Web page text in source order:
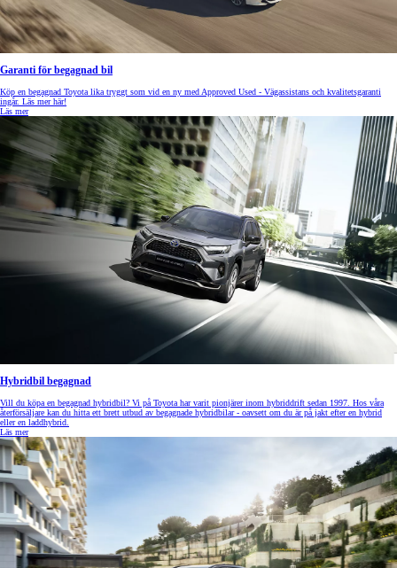
Garanti för begagnad bil
Köp en begagnad Toyota lika tryggt som vid en ny med Approved Used - Vägassistans och kvalitetsgaranti
ingår. Läs mer här!
Läs mer
Hybridbil begagnad
Vill du köpa en begagnad hybridbil? Vi på Toyota har varit pionjärer inom hybriddrift sedan 1997. Hos våra
återförsäljare kan du hitta ett brett utbud av begagnade hybridbilar - oavsett om du är på jakt efter en hybrid
eller en laddhybrid.
Läs mer